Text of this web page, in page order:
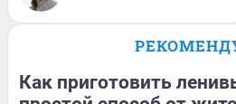
Как приготовить